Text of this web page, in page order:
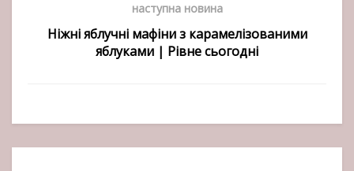
наступна новина
Ніжні яблучні мафіни з карамелізованими
яблуками | Рівне сьогодні